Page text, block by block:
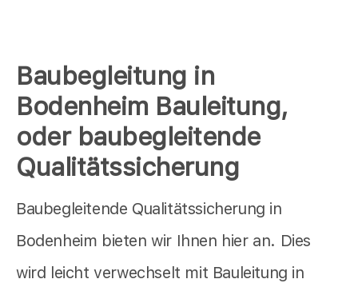
Baubegleitung in
Bodenheim Bauleitung,
oder baubegleitende
Qualitätssicherung
Baubegleitende Qualitätssicherung in
Bodenheim bieten wir Ihnen hier an. Dies
wird leicht verwechselt mit Bauleitung in